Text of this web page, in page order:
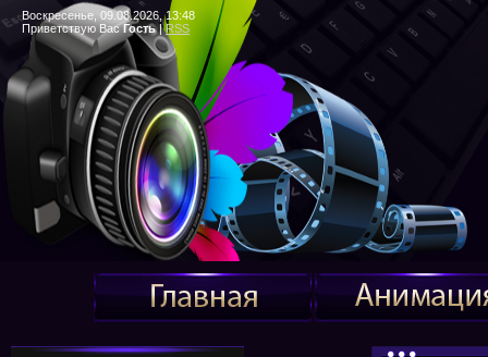
Воскресенье, 09.08.2026, 13:48
Приветствую Вас Гость|RSS